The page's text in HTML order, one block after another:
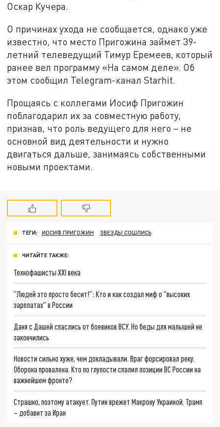
Оскар Кучера.
О причинах ухода не сообщается, однако уже
известно, что место Пригожина займет 39-
летний телеведущий Тимур Еремеев, который
ранее вел программу «На самом деле». Об
этом сообщил Telegram-канал Starhit.
Прощаясь с коллегами Иосиф Пригожин
поблагодарил их за совместную работу,
признав, что роль ведущего для него – не
основной вид деятельности и нужно
двигаться дальше, занимаясь собственными
новыми проектами.
ТЕГИ: ИОСИФ ПРИГОЖИН ЗВЕЗДЫ СОШЛИСЬ
ЧИТАЙТЕ ТАКЖЕ:
Технофашисты XXI века
"Людей это просто бесит!": Кто и как создал миф о "высоких
зарплатах" в России
Даня с Дашей спаслись от боевиков ВСУ. Но беды для малышей не
закончились
Новости сильно хуже, чем докладывали. Враг форсировал реку.
Оборона провалена. Кто по глупости спалил позиции ВС России на
важнейшем фронте?
Страшно, поэтому атакует. Путин врежет Макрону Украиной. Трамп
– добавит за Иран